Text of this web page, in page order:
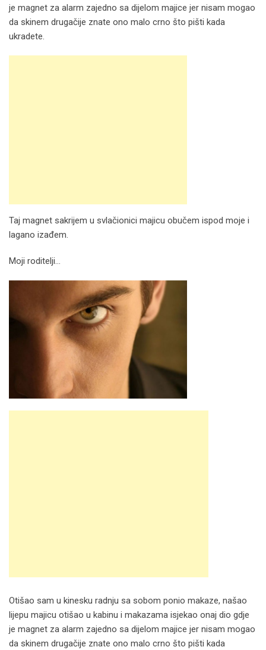
je magnet za alarm zajedno sa dijelom majice jer nisam mogao
da skinem drugačije znate ono malo crno što pišti kada
ukradete.
Taj magnet sakrijem u svlačionici majicu obučem ispod moje i
lagano izađem.
Moji roditelji…
Otišao sam u kinesku radnju sa sobom ponio makaze, našao
lijepu majicu otišao u kabinu i makazama isjekao onaj dio gdje
je magnet za alarm zajedno sa dijelom majice jer nisam mogao
da skinem drugačije znate ono malo crno što pišti kada